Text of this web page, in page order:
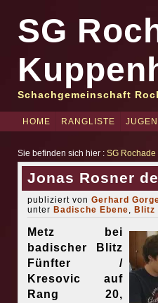
SG
Schachgemeinschaft
HOME RANGLISTE
Sie befinden sich hier : SG
Jonas Rosner
publiziert von Gerhard
unter Badische Ebene, Blitz
Metz bei
badischer Blitz
Fünfter /
Kresovic auf
Rang 20,